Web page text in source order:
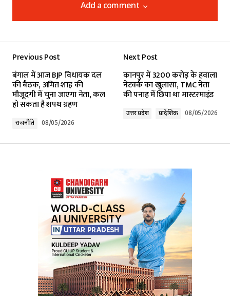
Add a comment
Add a comment
Required fields are marked*
Comment*
Your E-mail*
Submit Comment
Previous Post
बंगाल में आज BJP विधायक दल
की बैठक, अमित शाह की
मौजूदगी में चुना जाएगा नेता, कल
हो सकता है शपथ ग्रहण
राजनीति 08/05/2026
Next Post
कानपुर में 3200 करोड़ के हवाला
नेटवर्क का खुलासा, TMC नेता
की पनाह में छिपा था मास्टरमाइंड
उत्तर प्रदेश प्रादेशिक 08/05/2026